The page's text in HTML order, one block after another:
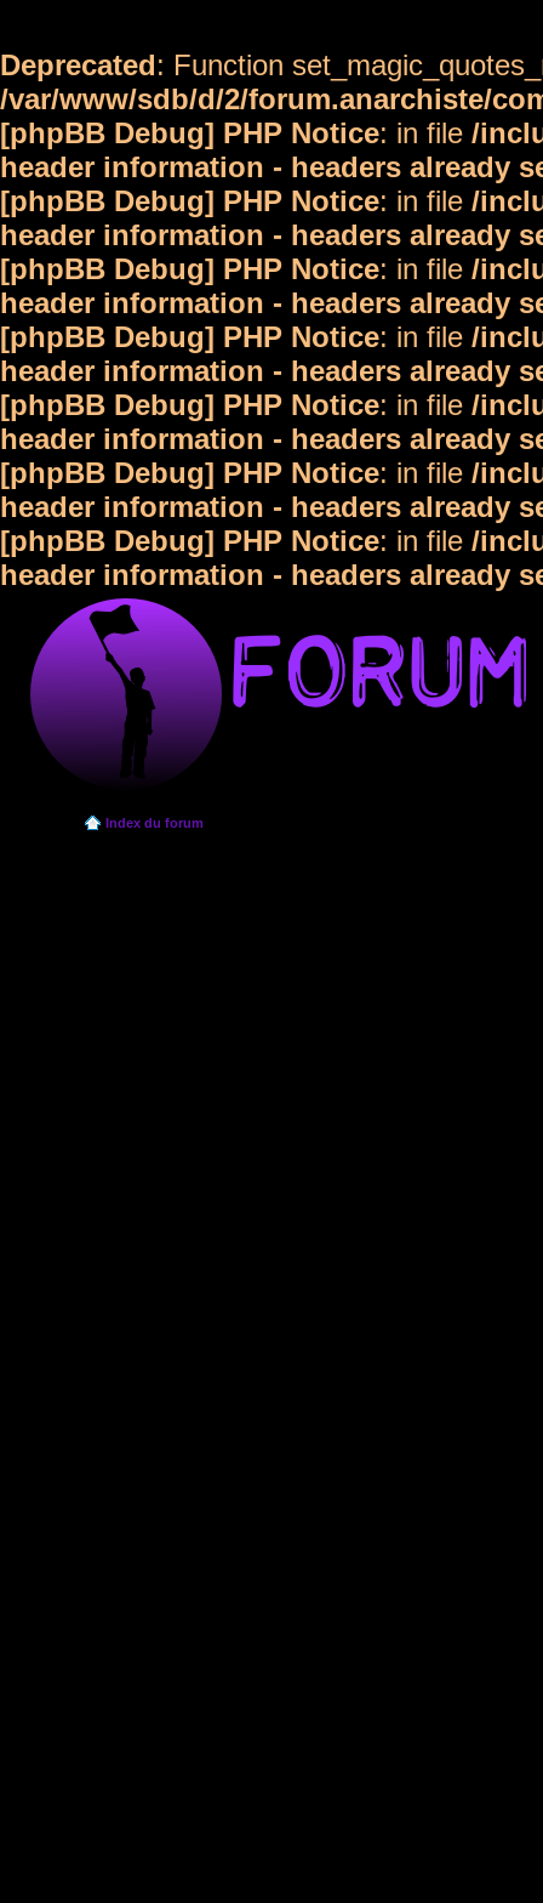
Deprecated: Function
/var/www/sdb/d/2/forum.anarchiste/
[phpBB Debug] PHP Notice: in file /
header information - headers already
[phpBB Debug] PHP Notice: in file /
header information - headers already
[phpBB Debug] PHP Notice: in file /
header information - headers already
[phpBB Debug] PHP Notice: in file /
header information - headers already
[phpBB Debug] PHP Notice: in file /
header information - headers already
[phpBB Debug] PHP Notice: in file /
header information - headers already
[phpBB Debug] PHP Notice: in file /
header information - headers already
Index du forum